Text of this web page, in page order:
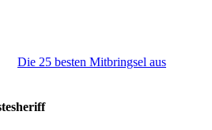
Die 25 besten Mitbringsel aus